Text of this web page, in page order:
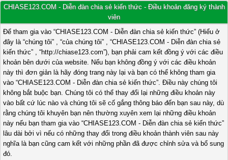
CHIASE123.COM - Diễn đàn chia sẻ kiến thức - Điều khoản đăng ký thành
viên
Để tham gia vào “CHIASE123.COM - Diễn đàn chia sẻ kiến thức” (Hiểu ở
đây là “chúng tôi” , “của chúng tôi” , “CHIASE123.COM - Diễn đàn chia sẻ
kiến thức” , “http://chiase123.com”), bạn phải cam kết đồng ý với các điều
khoản bên dưới của website. Nếu bạn không đồng ý với các điều khoản
này thì đơn giản là hãy đóng trang này lại và bạn có thể không tham gia
vào “CHIASE123.COM - Diễn đàn chia sẻ kiến thức”. Điều này chúng tôi
không bắt buộc bạn. Chúng tôi có thể thay đổi lại những điều khoản này
vào bất cứ lúc nào và chúng tôi sẽ cố gắng thông báo đến bạn sau này, dù
rằng chúng tôi khuyên bạn nên thường xuyên xem lại những điều khoản
này nếu bạn tham gia vào “CHIASE123.COM - Diễn đàn chia sẻ kiến thức”
lâu dài bởi vì nếu có những thay đổi trong điều khoản thành viên sau này
nghĩa là bạn cũng cam kết với những phần đã được chỉnh sửa và bổ sung
đó.